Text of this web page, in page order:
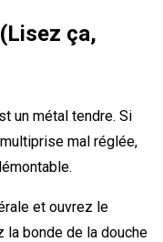
ça,
un métal tendre. Si
mal réglée,
et ouvrez le
la bonde de la douche